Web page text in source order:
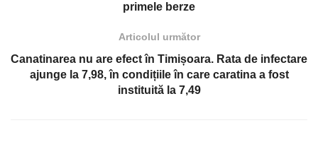
primele berze
Articolul următor
Canatinarea nu are efect în Timișoara. Rata de infectare
ajunge la 7,98, în condițiile în care caratina a fost
instituită la 7,49